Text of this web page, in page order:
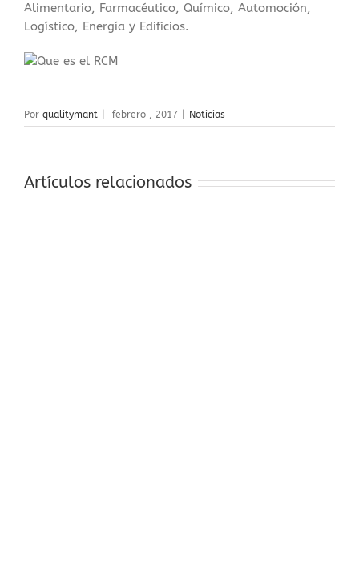
Alimentario, Farmacéutico, Químico, Automoción,
Logístico, Energía y Edificios.
Por qualitymant febrero , 2017 Noticias
Artículos relacionados